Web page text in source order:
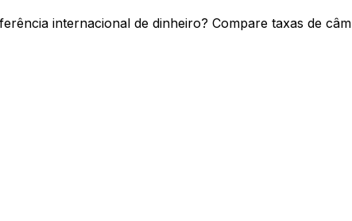
internacional de dinheiro? Compare taxas de